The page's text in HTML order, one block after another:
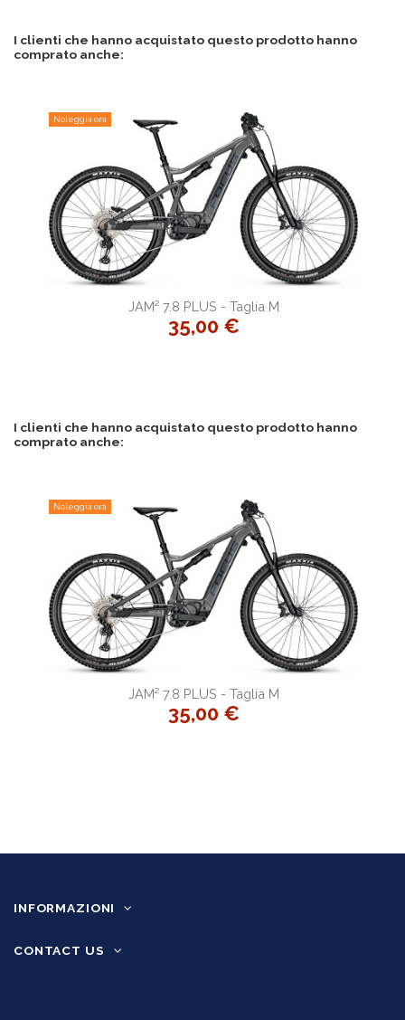
I clienti che hanno acquistato questo prodotto hanno
comprato anche:
Noleggia ora
JAM² 7.8 PLUS - Taglia M
35,00 €
I clienti che hanno acquistato questo prodotto hanno
comprato anche:
Noleggia ora
JAM² 7.8 PLUS - Taglia M
35,00 €
INFORMAZIONI
CONTACT US